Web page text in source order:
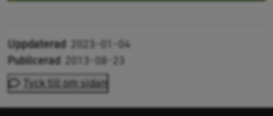
Uppdaterad 2023-01-04
Publicerad 2013-08-23
Tyck till om sidan